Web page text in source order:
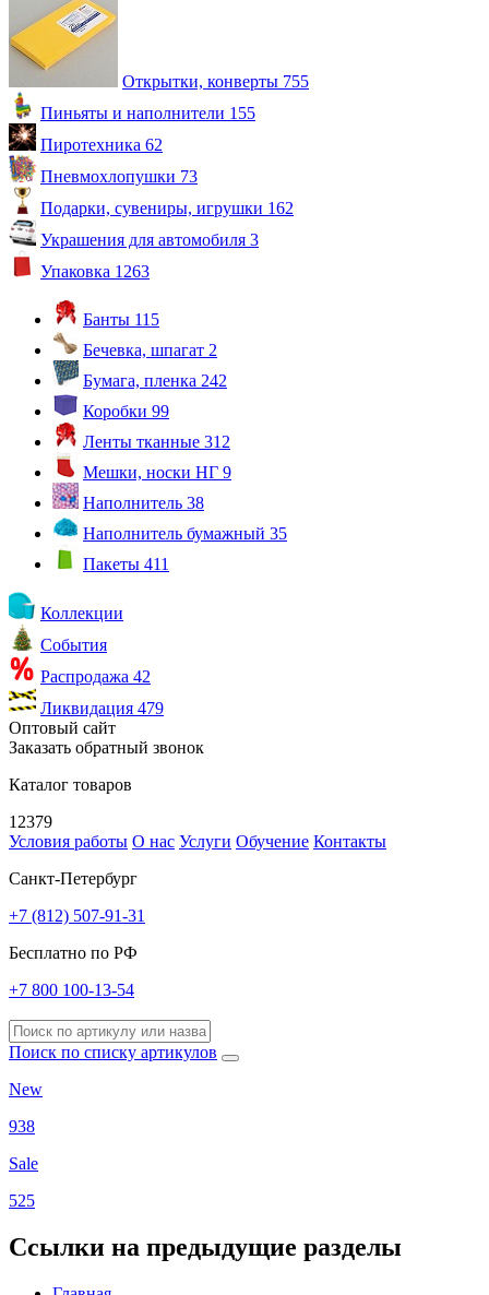
Открытки, конверты 755
Пиньяты и наполнители 155
Пиротехника 62
Пневмохлопушки 73
Подарки, сувениры, игрушки 162
Украшения для автомобиля 3
Упаковка 1263
Банты 115
Бечевка, шпагат 2
Бумага, пленка 242
Коробки 99
Ленты тканные 312
Мешки, носки НГ 9
Наполнитель 38
Наполнитель бумажный 35
Пакеты 411
Коллекции
События
Распродажа 42
Ликвидация 479
Оптовый сайт
Заказать обратный звонок
Каталог товаров
12379
Условия работы О нас Услуги Обучение Контакты
Санкт-Петербург
+7 (812) 507-91-31
Бесплатно по РФ
+7 800 100-13-54
Поиск по списку артикулов
New
938
Sale
525
Ссылки на предыдущие разделы